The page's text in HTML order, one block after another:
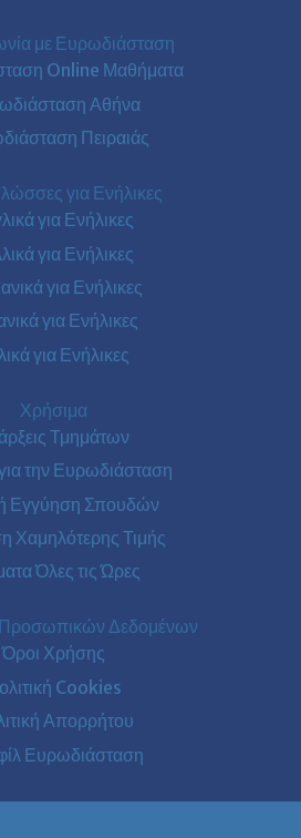
με Ευρωδιάσταση
Online Μαθήματα
Αθήνα
Πειραιάς
για Ενήλικες
για Ενήλικες
για Ενήλικες
για Ενήλικες
για Ενήλικες
για Ενήλικες
Χρήσιμα
Τμημάτων
την Ευρωδιάσταση
Εγγύηση Σπουδών
Χαμηλότερης Τιμής
Όλες τις Ώρες
Δεδομένων
Όροι Χρήσης
Cookies
Απορρήτου
Ευρωδιάσταση